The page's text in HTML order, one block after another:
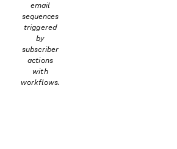
email
sequences
triggered
by
subscriber
actions
with
workflows.